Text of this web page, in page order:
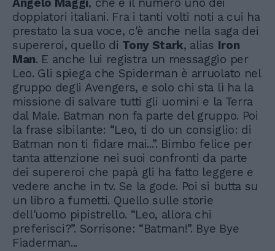
doppiatori italiani. Fra i tanti volti noti a cui ha
prestato la sua voce, c'è anche nella saga dei
supereroi, quello di Tony Stark, alias Iron
Man. E anche lui registra un messaggio per
Leo. Gli spiega che Spiderman è arruolato nel
gruppo degli Avengers, e solo chi sta lì ha la
missione di salvare tutti gli uomini e la Terra
dal Male. Batman non fa parte del gruppo. Poi
la frase sibilante: “Leo, ti do un consiglio: di
Batman non ti fidare mai...”. Bimbo felice per
tanta attenzione nei suoi confronti da parte
dei supereroi che papà gli ha fatto leggere e
vedere anche in tv. Se la gode. Poi si butta su
un libro a fumetti. Quello sulle storie
dell'uomo pipistrello. “Leo, allora chi
preferisci?”. Sorrisone: “Batman!”. Bye Bye
Fiaderman...